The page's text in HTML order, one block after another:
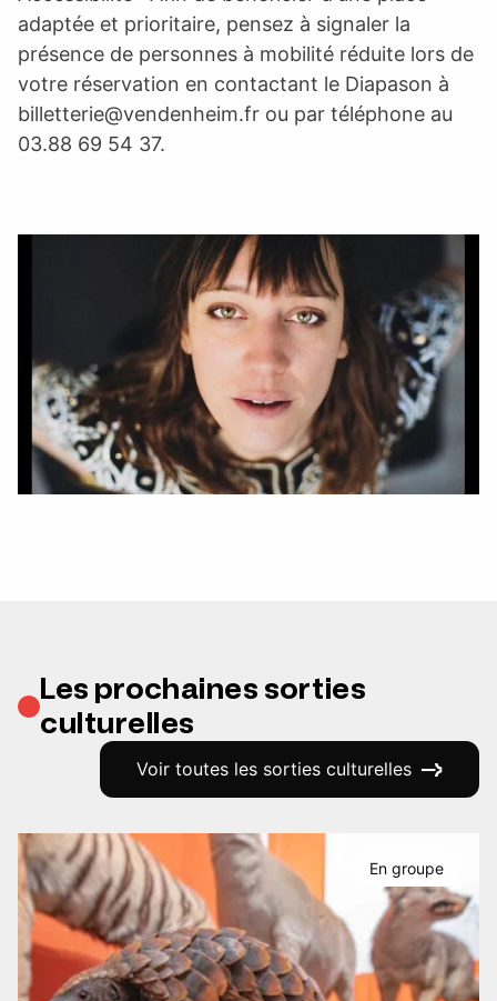
adaptée et prioritaire, pensez à signaler la
présence de personnes à mobilité réduite lors de
votre réservation en contactant le Diapason à
billetterie@vendenheim.fr ou par téléphone au
03.88 69 54 37.
Les prochaines sorties
culturelles
Voir toutes les sorties culturelles
En groupe